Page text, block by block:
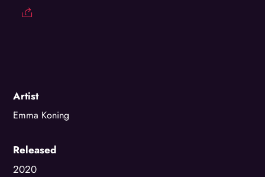
Artist
Emma Koning
Released
2020